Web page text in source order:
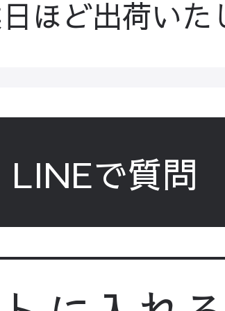
ほど出荷いた
LINEで質問